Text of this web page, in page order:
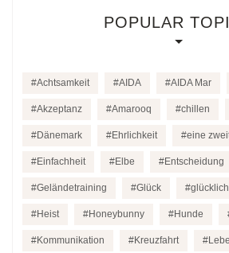
POPULAR
Achtsamkeit AIDA AIDA Mar
Akzeptanz Amarooq chillen
Dänemark Ehrlichkeit eine
Einfachheit Elbe Entscheidung
Geländetraining Glück glücklich
Heist Honeybunny Hunde
Kommunikation Kreuzfahrt